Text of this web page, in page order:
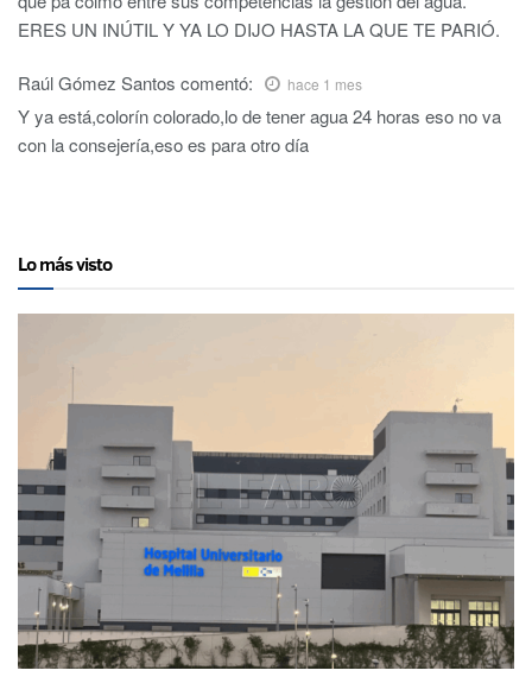
ERES UN INÚTIL Y YA LO DIJO HASTA LA QUE TE PARIÓ.
Raúl Gómez Santos comentó: hace 1 mes
Y ya está,colorín colorado,lo de tener agua 24 horas eso no va
con la consejería,eso es para otro día
Lo más visto